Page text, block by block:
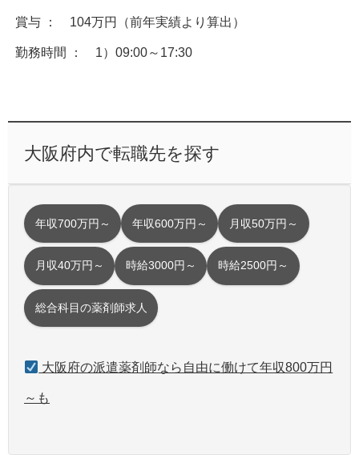
賞与 ： 104万円（前年実績より算出）
勤務時間 ： 1）09:00～17:30
大阪府内で転職先を探す
年収700万円～ 年収600万円～ 月収50万円～
月収40万円～ 時給3000円～ 時給2500円～
総合科目の薬剤師求人
大阪府の派遣薬剤師なら自由に働けて年収800万円
～も